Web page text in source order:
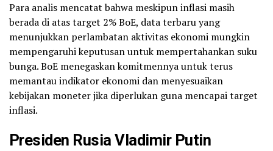
Para analis mencatat bahwa meskipun inflasi masih
berada di atas target 2% BoE, data terbaru yang
menunjukkan perlambatan aktivitas ekonomi mungkin
mempengaruhi keputusan untuk mempertahankan suku
bunga. BoE menegaskan komitmennya untuk terus
memantau indikator ekonomi dan menyesuaikan
kebijakan moneter jika diperlukan guna mencapai target
inflasi.
Presiden Rusia Vladimir Putin